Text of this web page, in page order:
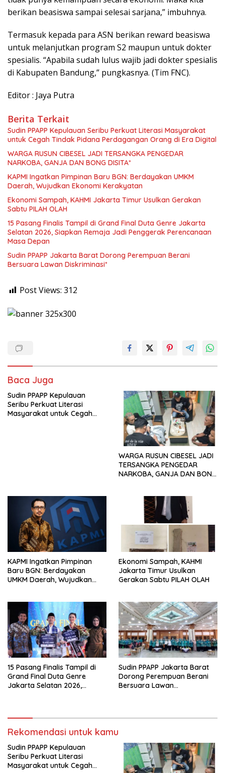
berikan beasiswa sampai selesai sarjana,” imbuhnya.
Termasuk kepada para ASN berikan reward beasiswa
untuk melanjutkan program S2 maupun untuk dokter
spesialis. “Apabila sudah lulus wajib jadi dokter spesialis
di Kabupaten Bandung,” pungkasnya. (Tim FNC).
Editor : Jaya Putra
Berita Terkait
Sudin PPAPP Kepulauan Seribu Perkuat Literasi Masyarakat
untuk Cegah Tindak Pidana Perdagangan Orang di Era Digital
WARGA RUSUN CIBESEL JADI TERSANGKA PENGEDAR
NARKOBA, GANJA DAN BONG DISITA*
KAPMI Ingatkan Pimpinan Baru BGN: Berdayakan UMKM
Daerah, Wujudkan Ekonomi Kerakyatan
Ekonomi Sampah, KAHMI Jakarta Timur Usulkan Gerakan
Sabtu PILAH OLAH
15 Pasang Finalis Tampil di Grand Final Duta Genre Jakarta
Selatan 2026, Siapkan Remaja Jadi Penggerak Perencanaan
Masa Depan
Sudin PPAPP Jakarta Barat Dorong Perempuan Berani
Bersuara Lawan Diskriminasi*
Post Views: 312
Baca Juga
Sudin PPAPP Kepulauan
Seribu Perkuat Literasi
Masyarakat untuk Cegah
WARGA RUSUN CIBESEL JADI
TERSANGKA PENGEDAR
NARKOBA, GANJA DAN BONG
KAPMI Ingatkan Pimpinan
Baru BGN: Berdayakan
UMKM Daerah, Wujudkan
Ekonomi Sampah, KAHMI
Jakarta Timur Usulkan
Gerakan Sabtu PILAH OLAH
15 Pasang Finalis Tampil di
Grand Final Duta Genre
Jakarta Selatan 2026,
Sudin PPAPP Jakarta Barat
Dorong Perempuan Berani
Bersuara Lawan
Rekomendasi untuk kamu
Sudin PPAPP Kepulauan
Seribu Perkuat Literasi
Masyarakat untuk Cegah